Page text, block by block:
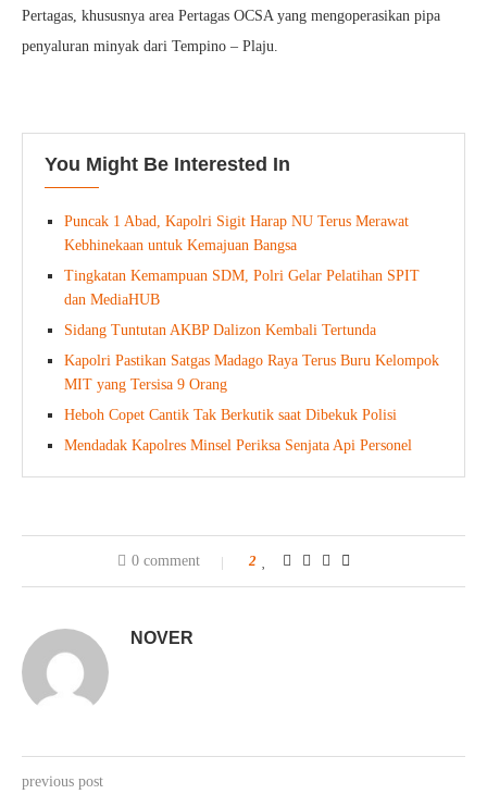
Pertagas, khususnya area Pertagas OCSA yang mengoperasikan pipa
penyaluran minyak dari Tempino – Plaju.
You Might Be Interested In
Puncak 1 Abad, Kapolri Sigit Harap NU Terus Merawat
Kebhinekaan untuk Kemajuan Bangsa
Tingkatan Kemampuan SDM, Polri Gelar Pelatihan SPIT
dan MediaHUB
Sidang Tuntutan AKBP Dalizon Kembali Tertunda
Kapolri Pastikan Satgas Madago Raya Terus Buru Kelompok
MIT yang Tersisa 9 Orang
Heboh Copet Cantik Tak Berkutik saat Dibekuk Polisi
Mendadak Kapolres Minsel Periksa Senjata Api Personel
0 comment 2
NOVER
previous post